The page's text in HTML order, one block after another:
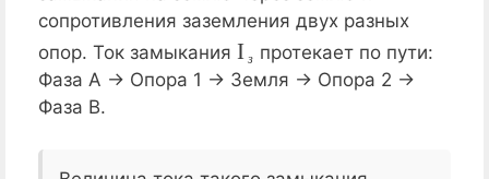
сопротивления заземления двух разных
опор. Ток замыкания
з
Iз
протекает по пути:
Фаза А -> Опора 1 -> Земля -> Опора 2 ->
Фаза В.